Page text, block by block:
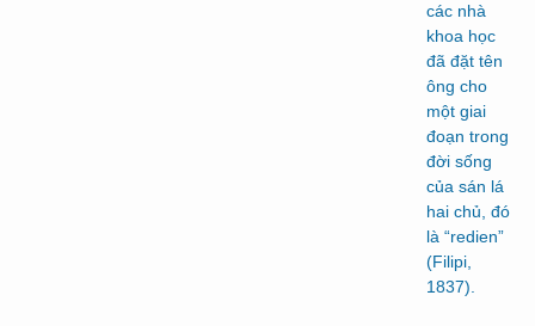
các nhà
khoa học
đã đặt tên
ông cho
một giai
đoạn trong
đời sống
của sán lá
hai chủ, đó
là “redien”
(Filipi,
1837).